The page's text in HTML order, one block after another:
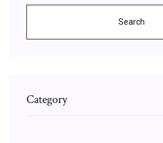
Search
Category